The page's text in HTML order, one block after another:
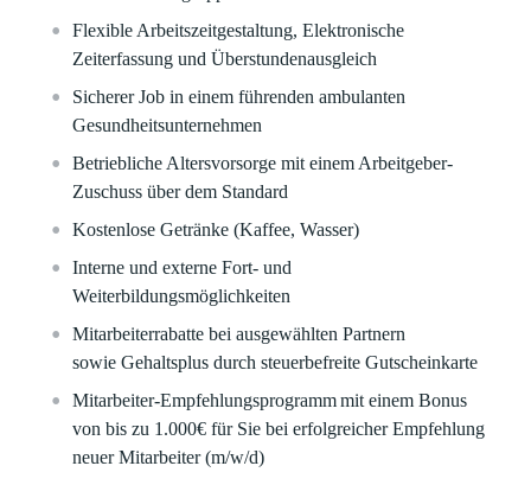
Flexible Arbeitszeitgestaltung, Elektronische
Zeiterfassung undÜberstundenausgleich
Sicherer Job in einem führenden ambulanten
Gesundheitsunternehmen
Betriebliche Altersvorsorgemit einem Arbeitgeber-
Zuschuss über dem Standard
Kostenlose Getränke (Kaffee, Wasser)
Interne und externe Fort- und
Weiterbildungsmöglichkeiten
Mitarbeiterrabatte bei ausgewählten Partnern
sowieGehaltsplus durch steuerbefreite Gutscheinkarte
Mitarbeiter-Empfehlungsprogrammmit einem Bonus
von bis zu 1.000€ für Sie bei erfolgreicher Empfehlung
neuer Mitarbeiter (m/w/d)